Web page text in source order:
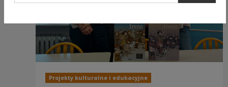
Projekty kulturalne i edukacyjne